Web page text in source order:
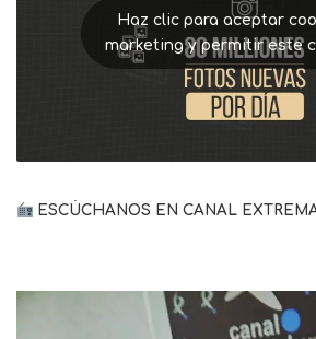
Haz clic para aceptar
marketing y permitir este
ESCÚCHANOS EN CANAL